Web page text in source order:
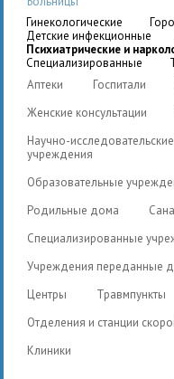
гинекологические
детские инфекционные
психиатрические и
специализированные
Аптеки
Госпитали
Женские консультации
Научно-исследовательские и научно-практические
учреждения
Образовательные
Родильные дома
Специализированные
Учреждения переданные
Центры
Травмпункты
Отделения и станции
Клиники